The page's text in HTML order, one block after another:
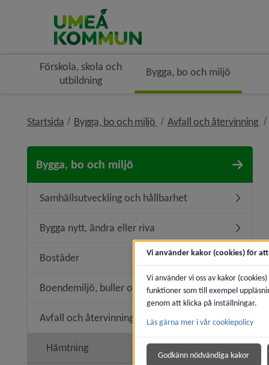
Förskola, skola och
utbildning
Bygga, bo och miljö
Startsida Bygga, bo och miljö nivå i
Avfall och återvinning
Bygga, bo och miljö
Samhällsutveckling och hållbarhet
Bygga nytt, ändra eller riva
Bostäder
Boendemiljö, buller och luftkvalitet
Avfall och återvinning
Hämtning
Vi använder kakor (cookies) för
Vi använder vi oss av kakor
funktioner som till exempel
genom att klicka på inställningar.
Läs gärna mer i vår cookiepolicy
Godkänn nödvändiga kakor